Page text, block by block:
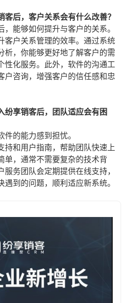
后，客户关系会有什么改善？
能够如何提升与客户的关系。
客户关系管理的效率。通过系统
析，你能够更好地了解客户的需
性化服务。此外，软件的沟通工
户咨询，增强客户的信任感和忠
纷享销客后，团队适应会有困
的能力感到担忧。
持和用户指南，帮助团队快速上
单，通常不需要复杂的技术背
务团队会定期提供在线支持，
到的问题，顺利适应新系统。